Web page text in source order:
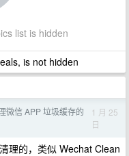
list is hidden
is not hidden
微信 APP 垃圾缓存的
1 月 25
日
理的，类似 Wechat Clean